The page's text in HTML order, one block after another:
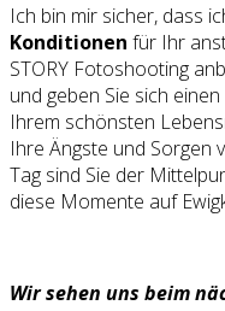
Ich bin mir sicher, dass
Konditionen für Ihr
STORY Fotoshooting
und geben Sie sich
Ihrem schönsten
Ihre Ängste und Sorgen
Tag sind Sie der
diese Momente auf
Wir sehen uns beim